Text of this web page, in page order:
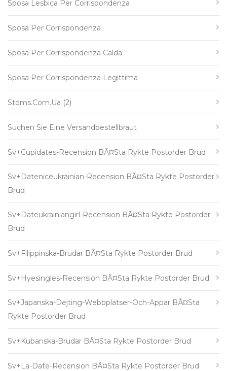
Sposa Lesbica Per Corrispondenza
Sposa Per Corrispondenza
Sposa Per Corrispondenza Calda
Sposa Per Corrispondenza Legittima
Stoms.com.ua (2)
Suchen Sie Eine Versandbestellbraut
Sv+cupidates-Recension BÃ¤sta Rykte Postorder Brud
Sv+dateniceukrainian-Recension BÃ¤sta Rykte Postorder
Brud
Sv+dateukrainiangirl-Recension BÃ¤sta Rykte Postorder
Brud
Sv+filippinska-Brudar BÃ¤sta Rykte Postorder Brud
Sv+hyesingles-Recension BÃ¤sta Rykte Postorder Brud
Sv+japanska-Dejting-Webbplatser-Och-Appar BÃ¤sta
Rykte Postorder Brud
Sv+kubanska-Brudar BÃ¤sta Rykte Postorder Brud
Sv+la-Date-Recension BÃ¤sta Rykte Postorder Brud